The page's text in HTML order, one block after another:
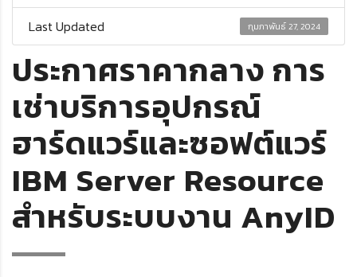
Last Updated กุมภาพันธ์ 27, 2024
ประกาศราคากลาง การ
เช่าบริการอุปกรณ์
ฮาร์ดแวร์และซอฟต์แวร์
IBM Server Resource
สำหรับระบบงาน AnyID